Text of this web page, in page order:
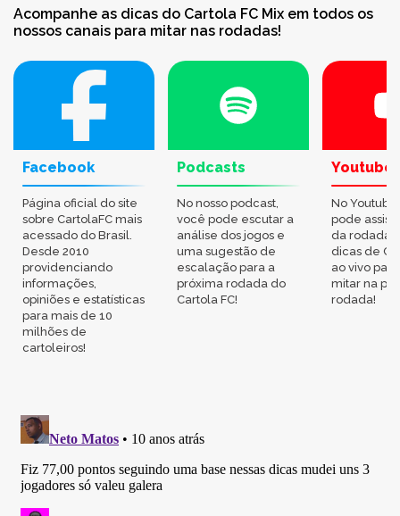
Acompanhe as dicas do Cartola FC Mix em todos os
nossos canais para mitar nas rodadas!
Facebook
Página oficial do site
sobre CartolaFC mais
acessado do Brasil.
Desde 2010
providenciando
informações,
opiniões e estatísticas
para mais de 10
milhões de
cartoleiros!
Podcasts
No nosso podcast,
você pode escutar a
análise dos jogos e
uma sugestão de
escalação para a
próxima rodada do
Cartola FC!
Youtube
No
pode
da rodada,
dicas de
ao vivo
mitar na
rodada!